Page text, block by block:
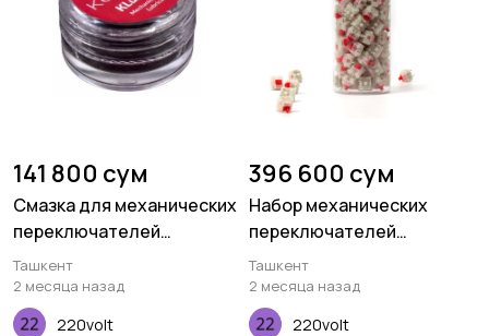
141 800 сум
Смазка для механических
переключателей
Keychron KLube105
Ташкент
2 месяца назад
220volt
396 600 сум
Набор механических
переключателей
Keychron Gateron KS-3,
Milky Pro Red, 110 pcs
Ташкент
2 месяца назад
220volt